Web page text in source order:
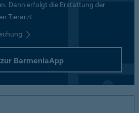
Dann erfolgt die Erstattung der
Tierarzt.
zur BarmeniaApp